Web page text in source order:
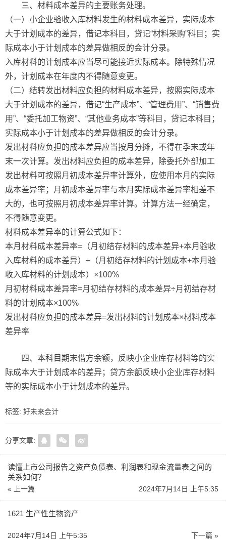
三、材料成本差异的主要账务处理。
（一）小企业验收入库材料发生的材料成本差异，实际成本
大于计划成本的差异，借记本科目，贷记“材料采购”科目；实
际成本小于计划成本的差异做相反的会计分录。
入库材料的计划成本应当尽可能接近实际成本。除特殊情况
外，计划成本在年度内不得随意变更。
（二）结转发出材料应负担的材料成本差异，按照实际成本
大于计划成本的差异，借记“生产成本”、“管理费用”、“销售费
用”、“委托加工物资”、“其他业务成本”等科目，贷记本科目；
实际成本小于计划成本的差异做相反的会计分录。
发出材料应负担的成本差异应当按月分摊，不得在季末或年
末一次计算。发出材料应负担的成本差异，除委托外部加工
发出材料可按照月初成本差异率计算外，应使用本月的实际
成本差异率；月初成本差异率与本月实际成本差异率相差不
大的，也可按照月初成本差异率计算。计算方法一经确定，
不得随意变更。
材料成本差异率的计算公式如下：
本月材料成本差异率=（月初结存材料的成本差异+本月验收
入库材料的成本差异）÷（月初结存材料的计划成本+本月验
收入库材料的计划成本）×100%
月初材料成本差异率=月初结存材料的成本差异÷月初结存材
料的计划成本×100%
发出材料应负担的成本差异=发出材料的计划成本×材料成本
差异率
四、本科目期末借方余额，反映小企业库存材料等的实
际成本大于计划成本的差异；贷方余额反映小企业库存材料
等的实际成本小于计划成本的差异。
标签: 好未来会计
分享文章:
读懂上市公司报告之资产负债表、利润表和现金流量表之间的
关系如何？
« 上一篇 2024年7月14日 上午5:35
1621 生产性生物资产
下一篇 »
2024年7月14日 上午5:35